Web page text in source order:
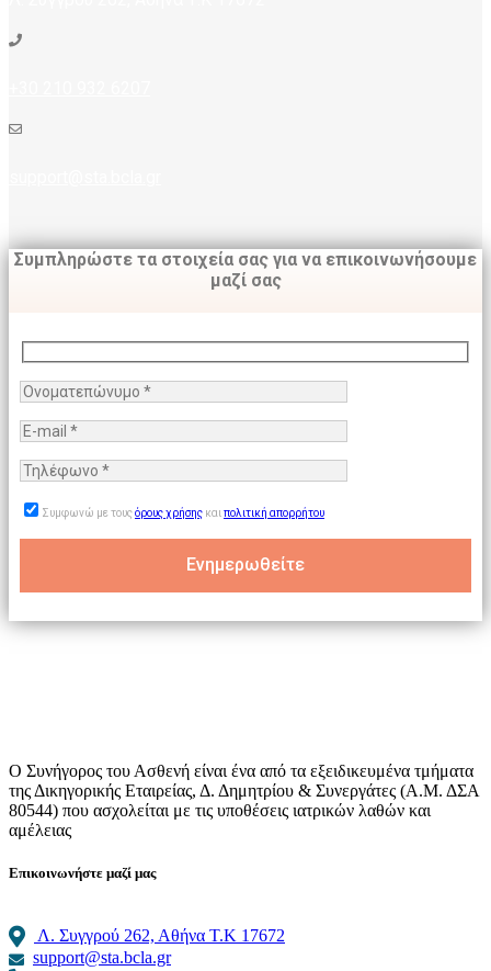
Συμπληρώστε τα στοιχεία σας για να επικοινωνήσουμε
μαζί σας
Συμφωνώ με τουςόρους χρήσης και πολιτική απορρήτου
Ο Συνήγορος του Ασθενή είναι ένα από τα εξειδικευμένα τμήματα
της Δικηγορικής Εταιρείας, Δ. Δημητρίου & Συνεργάτες (Α.Μ. ΔΣΑ
80544) που ασχολείται με τις υποθέσεις ιατρικών λαθών και
αμέλειας
Επικοινωνήστε μαζί μας
Λ. Συγγρού 262, Αθήνα Τ.Κ 17672
support@sta.bcla.gr